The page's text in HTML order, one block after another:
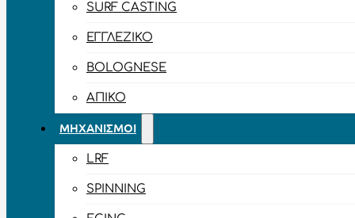
SURF CASTING
ΕΓΓΛΈΖΙΚΟ
BOLOGNESE
ΑΠΊΚΟ
ΜΗΧΑΝΙΣΜΟΊ
LRF
SPINNING